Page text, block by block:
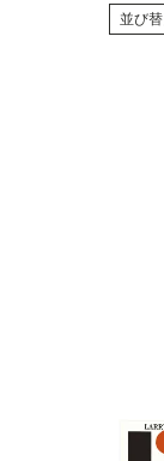
並び替